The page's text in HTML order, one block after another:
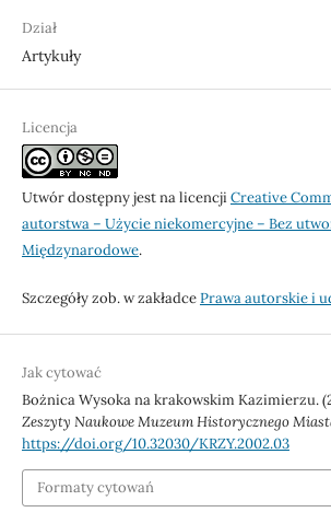
Dział
Artykuły
Licencja
Utwór dostępny jest na licencjiCreative
autorstwa – Użycie niekomercyjne – Bez
Międzynarodowe.
Szczegóły zob. w zakładcePrawa autorskie i
Jak cytować
Bożnica Wysoka na krakowskim Kazimierzu.
Zeszyty Naukowe Muzeum Historycznego
https://doi.org/10.32030/KRZY.2002.03
Formaty cytowań